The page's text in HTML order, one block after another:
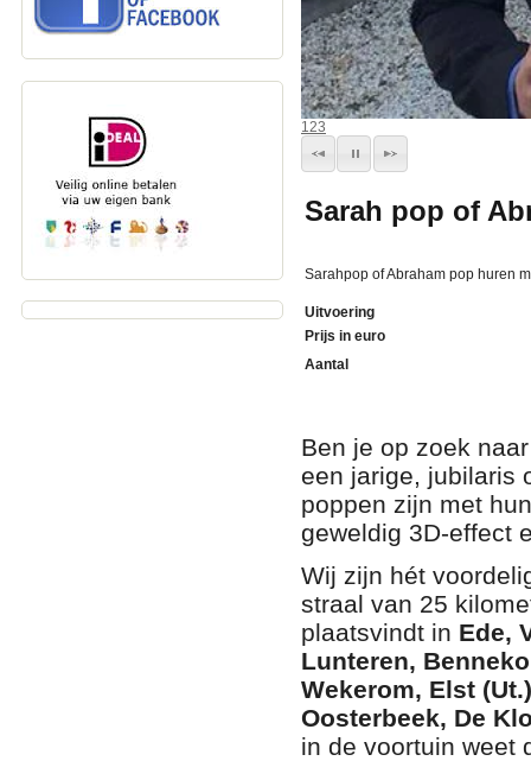
123
Sarah pop of
Sarahpop of Abraham pop huren
Uitvoering
Prijs in euro
Aantal
Ben je op zoek
een jarige, jubilaris
poppen zijn met
geweldig 3D-effect
Wij zijn hét
straal van 25
plaatsvindt in Ede,
Lunteren,
Wekerom, Elst
Oosterbeek, De
in de voortuin weet